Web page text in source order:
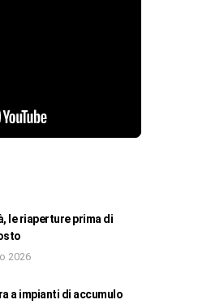
le riaperture prima di
2026
a impianti di accumulo